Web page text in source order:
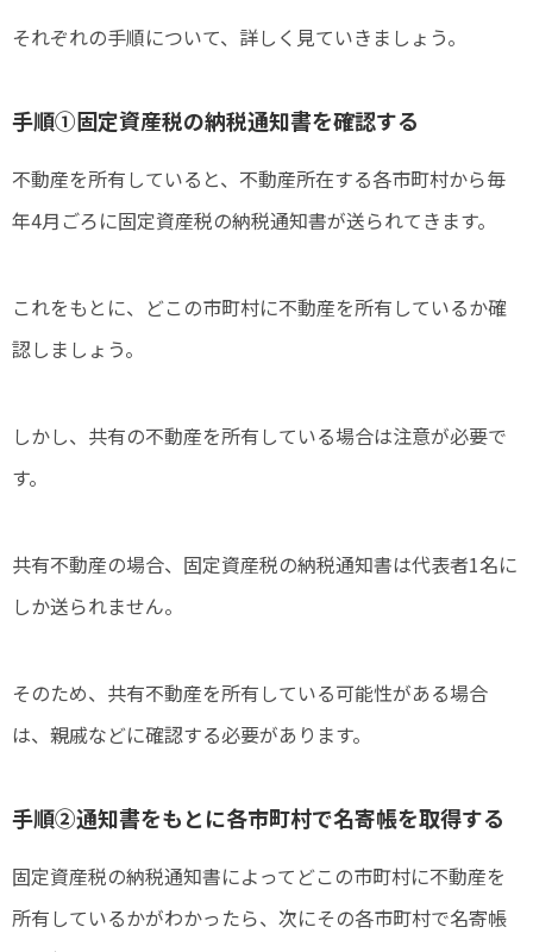
それぞれの手順について、詳しく見ていきましょう。
手順①固定資産税の納税通知書を確認する
不動産を所有していると、不動産所在する各市町村から毎
年4月ごろに固定資産税の納税通知書が送られてきます。
これをもとに、どこの市町村に不動産を所有しているか確
認しましょう。
しかし、共有の不動産を所有している場合は注意が必要で
す。
共有不動産の場合、固定資産税の納税通知書は代表者1名に
しか送られません。
そのため、共有不動産を所有している可能性がある場合
は、親戚などに確認する必要があります。
手順②通知書をもとに各市町村で名寄帳を取得する
固定資産税の納税通知書によってどこの市町村に不動産を
所有しているかがわかったら、次にその各市町村で名寄帳